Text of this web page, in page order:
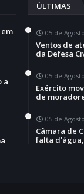
a
ÚLTIMAS
05 de
Ventos de
da Defesa
05 de
Exército
de
05 de
Câmara de
falta